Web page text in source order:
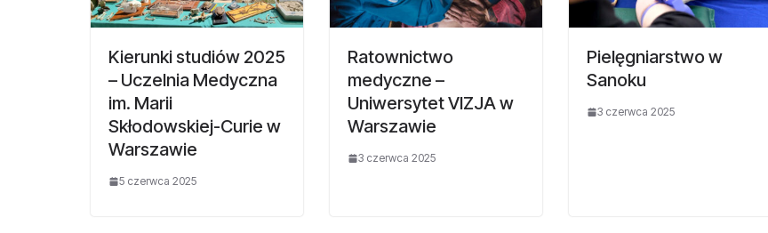
Kierunki studiów 2025
– Uczelnia Medyczna
im. Marii
Skłodowskiej-Curie w
Warszawie
5 czerwca 2025
Ratownictwo
medyczne –
Uniwersytet VIZJA w
Warszawie
3 czerwca 2025
Pielęgniarstwo w
Sanoku
3 czerwca 2025